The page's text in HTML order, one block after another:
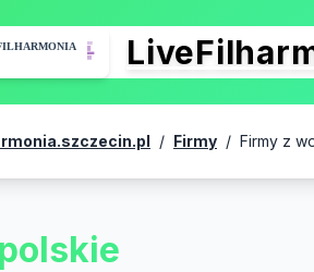
/ Firmy / Firmy z